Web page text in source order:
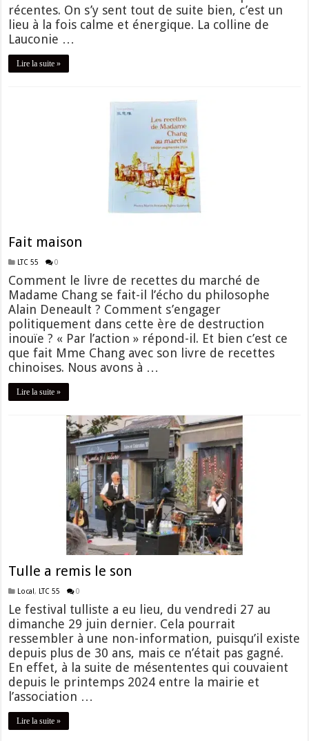
récentes. On s’y sent tout de suite bien, c’est un
lieu à la fois calme et énergique. La colline de
Lauconie …
Lire la suite »
Fait maison
LTC 55 0
Comment le livre de recettes du marché de
Madame Chang se fait-il l’écho du philosophe
Alain Deneault ? Comment s’engager
politiquement dans cette ère de destruction
inouïe ? « Par l’action » répond-il. Et bien c’est ce
que fait Mme Chang avec son livre de recettes
chinoises. Nous avons à …
Lire la suite »
Tulle a remis le son
Local , LTC 55 0
Le festival tulliste a eu lieu, du vendredi 27 au
dimanche 29 juin dernier. Cela pourrait
ressembler à une non-information, puisqu’il existe
depuis plus de 30 ans, mais ce n’était pas gagné.
En effet, à la suite de mésententes qui couvaient
depuis le printemps 2024 entre la mairie et
l’association …
Lire la suite »